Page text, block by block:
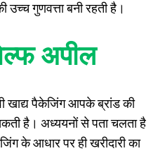
गुणवत्ता बनी रहती है।
अपील
खाद्य पैकेजिंग आपके ब्रांड की
है। अध्ययनों से पता चलता है
के आधार पर ही खरीदारी का